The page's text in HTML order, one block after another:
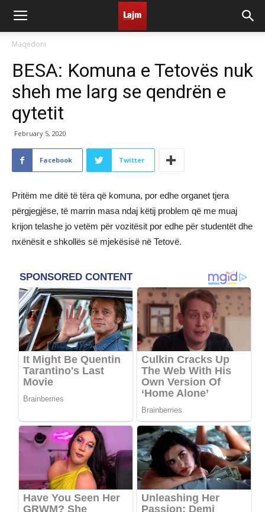
Maqedoni
BESA: Komuna e Tetovës nuk
sheh me larg se qendrën e
qytetit
February 5, 2020
Facebook Twitter
Pritëm me ditë të tëra që komuna, por edhe organet tjera
përgjegjëse, të marrin masa ndaj këtij problem që me muaj
krijon telashe jo vetëm për vozitësit por edhe për studentët dhe
nxënësit e shkollës së mjekësisë në Tetovë.